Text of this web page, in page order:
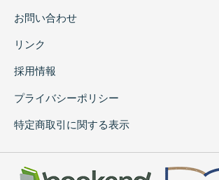
お問い合わせ
リンク
採用情報
プライバシーポリシー
特定商取引に関する表示